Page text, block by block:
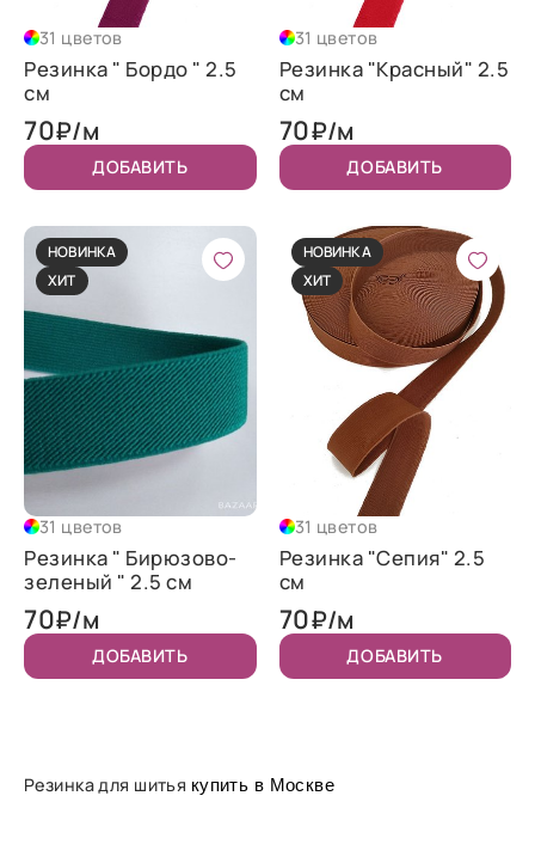
31 цветов
Резинка " Бордо " 2.5
см
70₽/м
ДОБАВИТЬ
31 цветов
Резинка "Красный" 2.5
см
70₽/м
ДОБАВИТЬ
НОВИНКА
ХИТ
31 цветов
Резинка " Бирюзово-
зеленый " 2.5 см
70₽/м
ДОБАВИТЬ
НОВИНКА
ХИТ
31 цветов
Резинка "Сепия" 2.5
см
70₽/м
ДОБАВИТЬ
Резинка для шитья купить в Москве